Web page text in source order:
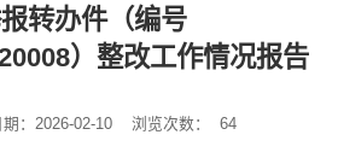
转办件（编号
）整改工作情况报告
：2026-02-10 浏览次数： 64